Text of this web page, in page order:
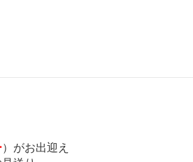
）がお出迎え